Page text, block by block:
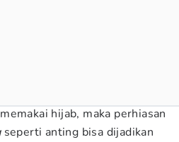
hijab, maka perhiasan
seperti anting bisa dijadikan